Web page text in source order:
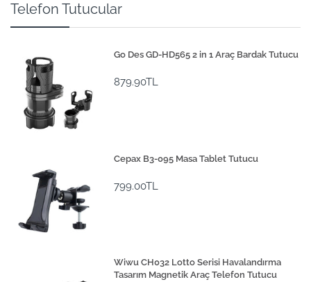
Telefon Tutucular
Go Des GD-HD565 2 in 1 Araç Bardak Tutucu
879.90TL
Cepax B3-095 Masa Tablet Tutucu
799.00TL
Wiwu CH032 Lotto Serisi Havalandırma
Tasarım Magnetik Araç Telefon Tutucu